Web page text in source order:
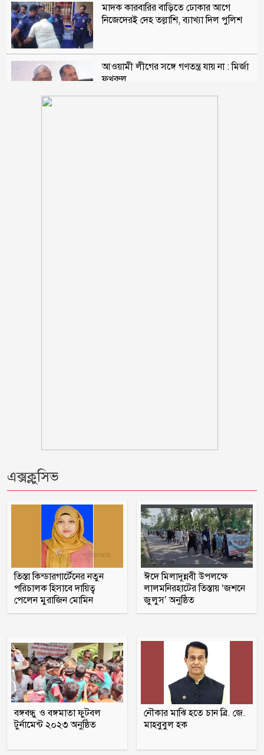
মাদক কারবারির বাড়িতে ঢোকার আগে
নিজেদেরই দেহ তল্লাশি, ব্যাখ্যা দিল পুলিশ
আওয়ামী লীগের সঙ্গে গণতন্ত্র যায় না : মির্জা
ফখরুল
রাণীনগরে ভ্রাম্যমান আদালতে ২জনের
শরণখোলায় মাদক কারবারিদের গ্রেফতারের
পর ওসির বিরুদ্ধে ষড়যন্ত্রের প্রতিবাদে
পুলিশকে পিটিয়ে রক্তাক্ত করেছি এ দৃশ্য কি
সাকিব ‘খুনীর প্রমাণিত দোসর, ফ্যাসিস্ট’:
আসিফ আকবর
‘মানুষ তোমাকে নিয়ে হিংসা করবে, এটাই
স্বাভাবিক’; জর্জিনাকে রোনালদো
এক্সক্লুসিভ
তিস্তা কিন্ডারগার্টেনের নতুন
পরিচালক হিসাবে দায়িত্ব
পেলেন মুরাজিন মোমিন
ঈদে মিলাদুন্নবী উপলক্ষে
লালমনিরহাটের তিস্তায় ‘জশনে
জুলুস’ অনুষ্ঠিত
বঙ্গবন্ধু ও বঙ্গমাতা ফুটবল
টুর্নামেন্ট ২০২৩ অনুষ্ঠিত
নৌকার মাঝি হতে চান ব্রি. জে.
মাহবুবুল হক